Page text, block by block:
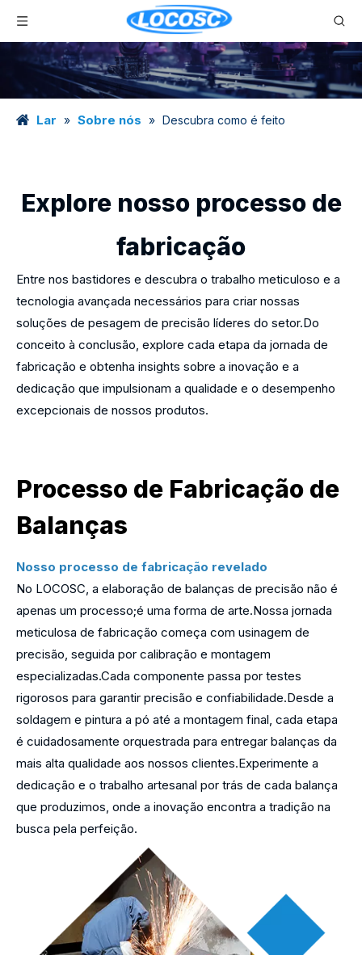
Lar » Sobre nós » Descubra como é feito
Explore nosso processo de
fabricação
Entre nos bastidores e descubra o trabalho meticuloso e a
tecnologia avançada necessários para criar nossas
soluções de pesagem de precisão líderes do setor.Do
conceito à conclusão, explore cada etapa da jornada de
fabricação e obtenha insights sobre a inovação e a
dedicação que impulsionam a qualidade e o desempenho
excepcionais de nossos produtos.
Processo de Fabricação de
Balanças
Nosso processo de fabricação revelado
No LOCOSC, a elaboração de balanças de precisão não é
apenas um processo;é uma forma de arte.Nossa jornada
meticulosa de fabricação começa com usinagem de
precisão, seguida por calibração e montagem
especializadas.Cada componente passa por testes
rigorosos para garantir precisão e confiabilidade.Desde a
soldagem e pintura a pó até a montagem final, cada etapa
é cuidadosamente orquestrada para entregar balanças da
mais alta qualidade aos nossos clientes.Experimente a
dedicação e o trabalho artesanal por trás de cada balança
que produzimos, onde a inovação encontra a tradição na
busca pela perfeição.